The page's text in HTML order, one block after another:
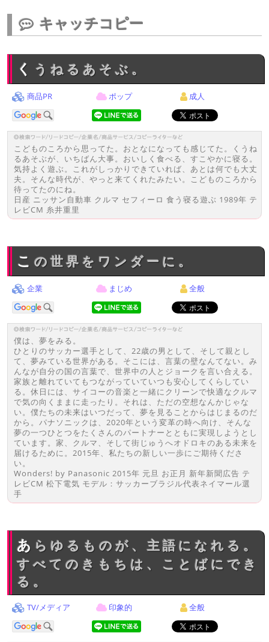
キャッチコピー
くうねるあそぶ。
商品PR ポップ 成人
こどものころから思ってた。おとなになっても感じてた。くうね
るあそぶが、いちばん大事。おいしく食べる、すこやかに寝る。
気持よく遊ぶ。これがしっかりできていれば、あとは何でも大丈
夫。そんな時代が、やっと来てくれたみたい。こどものころから
待ってたのにね。
日産 ニッサン自動車 クルマ セフィーロ 食う寝る遊ぶ 1989年 テ
レビCM 糸井重里
この世界をワンダーに。
企業 まじめ 全般
僕は、夢をみる。
ひとりのサッカー選手として、22歳の男として、そして親とし
て、夢みている世界がある。そこには、言葉の壁なんてない。み
んなが自分の国の言葉で、世界中の人とジョークを言い合える。
家族と離れていてもつながっていていつも安心してくらしてい
る。休日には、サイコーの音楽と一緒にクリーンで快適なクルマ
で気の向くままに走ったり。それは、ただの空想なんかじゃな
い。僕たちの未来はいつだって、夢を見ることからはじまるのだ
から。パナソニックは、2020年という変革の時へ向け、そんな
夢の一つひとつをたくさんのパートナーとともに実現しようとし
ています。家、クルマ、そして街じゅうへオドロキのある未来を
届けるために。2015年、私たちの新しい一歩にご期待くださ
い。
Wonders! by Panasonic 2015年 元旦 お正月 新年新聞広告 テ
レビCM 松下電気 モデル：サッカーブラジル代表ネイマール選
手
あらゆるものが、主語になれる。
すべてのきもちは、ことばにでき
る。
TV/メディア 印象的 全般